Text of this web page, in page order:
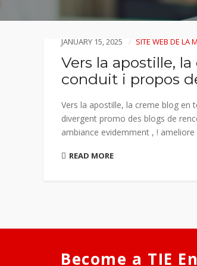
JANUARY 15, 2025 SITE WEB DE LA
Vers la apostille,
conduit i propos
Vers la apostille, la creme blog en
divergent promo des blogs de
ambiance evidemment , !
READ MORE
Become a TIE